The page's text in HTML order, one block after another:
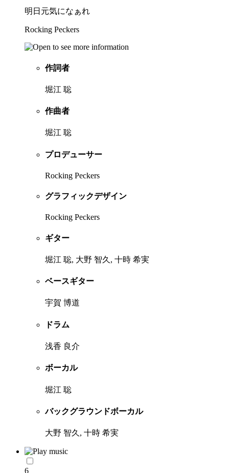
明日元気になぁれ
Rocking Peckers
作詞者
堀江 聡
作曲者
堀江 聡
プロデューサー
Rocking Peckers
グラフィックデザイン
Rocking Peckers
ギター
堀江 聡, 大野 智久, 十時 希実
ベースギター
宇賀 博道
ドラム
浅香 良介
ボーカル
堀江 聡
バックグラウンドボーカル
大野 智久, 十時 希実
6